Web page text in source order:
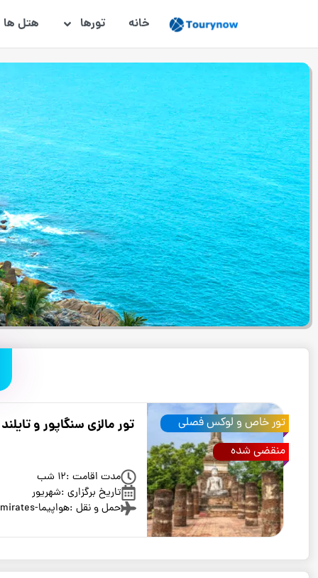
خانه تورها هتل ها
تور مالزی سنگاپور و تایلند 13 روزه 6 شهریور 1404
تور خاص و لوکس فصلی
منقضی شده
مدت اقامت :12 شب
تاریخ برگزاری :شهریور
حمل و نقل :هواپیما-Fly Emirates